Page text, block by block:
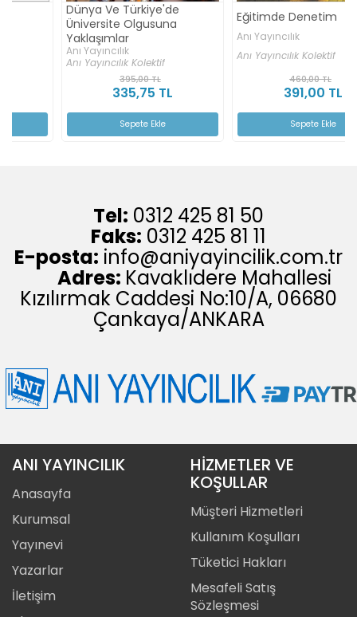
Dünya Ve Türkiye'de
Üniversite Olgusuna
Yaklaşımlar
Anı Yayıncılık
Anı Yayıncılık Kolektif
335,75 TL
Eğitimde Denetim
Anı Yayıncılık
Anı Yayıncılık Kolektif
391,00 TL
Tel: 0312 425 81 50
Faks: 0312 425 81 11
E-posta: info@aniyayincilik.com.tr
Adres: Kavaklıdere Mahallesi
Kızılırmak Caddesi No:10/A, 06680
Çankaya/ANKARA
ANI YAYINCILIK
Anasayfa
Kurumsal
Yayınevi
Yazarlar
İletişim
HİZMETLER VE
KOŞULLAR
Müşteri Hizmetleri
Kullanım Koşulları
Tüketici Hakları
Mesafeli Satış
Sözleşmesi